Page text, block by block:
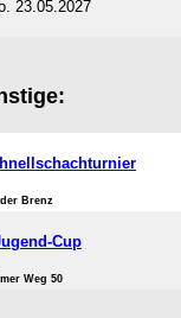
23.05.2027
Brenz
Cup
Weg 50